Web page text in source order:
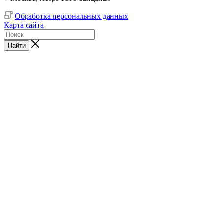
Обработка персональных данных
Карта сайта
Найти